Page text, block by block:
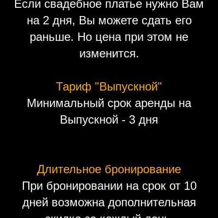
Если свадебное платье нужно Вам
на 2 дня, Вы можете сдать его
раньше. Но цена при этом не
изменится.
Тариф "Выпускной"
Минимальный срок аренды на
Выпускной - 3 дня
Длительное бронирование
При бронировании на срок от 10
дней возможна дополнительная